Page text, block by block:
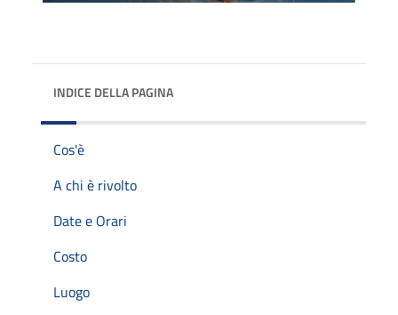
INDICE DELLA PAGINA
Cos'è
A chi è rivolto
Date e Orari
Costo
Luogo